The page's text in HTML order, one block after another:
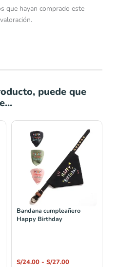
que hayan comprado este
puede que
Bandana cumpleañero
Happy Birthday
S/24.00 - S/27.00
precios:
desde
S/24.00
hasta